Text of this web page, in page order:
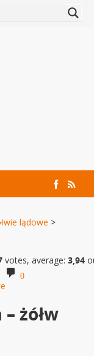
lądowe >
votes, average:3,94
0
żółw